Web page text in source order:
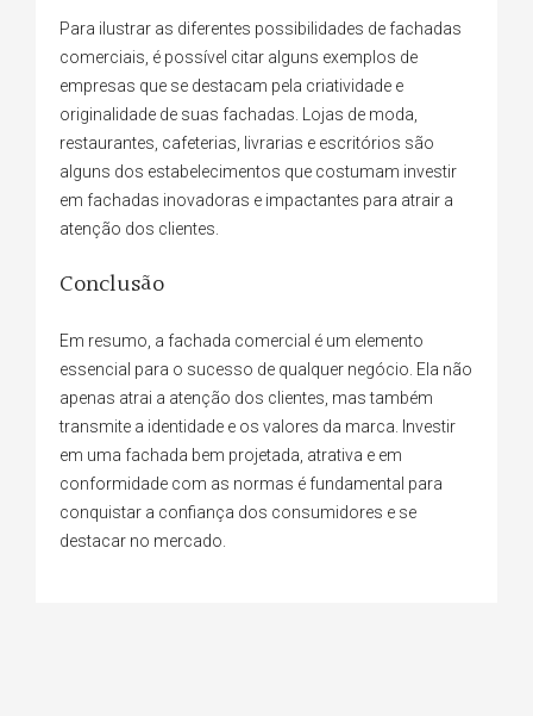
Para ilustrar as diferentes possibilidades de fachadas
comerciais, é possível citar alguns exemplos de
empresas que se destacam pela criatividade e
originalidade de suas fachadas. Lojas de moda,
restaurantes, cafeterias, livrarias e escritórios são
alguns dos estabelecimentos que costumam investir
em fachadas inovadoras e impactantes para atrair a
atenção dos clientes.
Conclusão
Em resumo, a fachada comercial é um elemento
essencial para o sucesso de qualquer negócio. Ela não
apenas atrai a atenção dos clientes, mas também
transmite a identidade e os valores da marca. Investir
em uma fachada bem projetada, atrativa e em
conformidade com as normas é fundamental para
conquistar a confiança dos consumidores e se
destacar no mercado.